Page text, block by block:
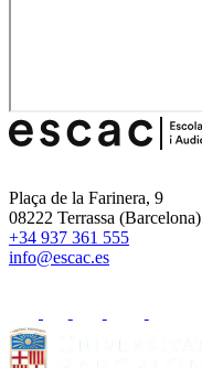
Plaça de la Farinera, 9
08222 Terrassa (Barcelona)
+34 937 361 555
info@escac.es